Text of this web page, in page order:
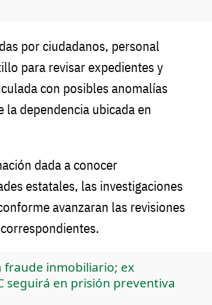
por ciudadanos, personal
para revisar expedientes y
con posibles anomalías
dependencia ubicada en
dada a conocer
estatales, las investigaciones
avanzaran las revisiones
fraude inmobiliario; ex
seguirá en prisión preventiva